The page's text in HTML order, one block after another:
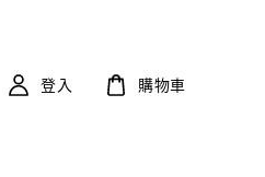
登入 購物車